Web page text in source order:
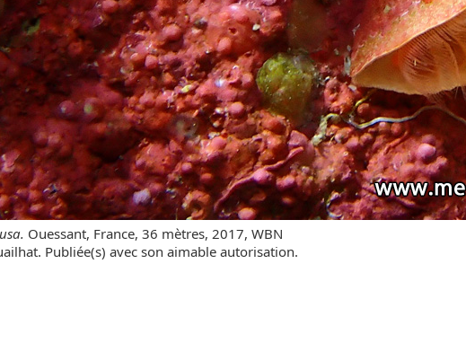
Ouessant, France, 36 mètres, 2017, WBN
Publiée(s) avec son aimable autorisation.